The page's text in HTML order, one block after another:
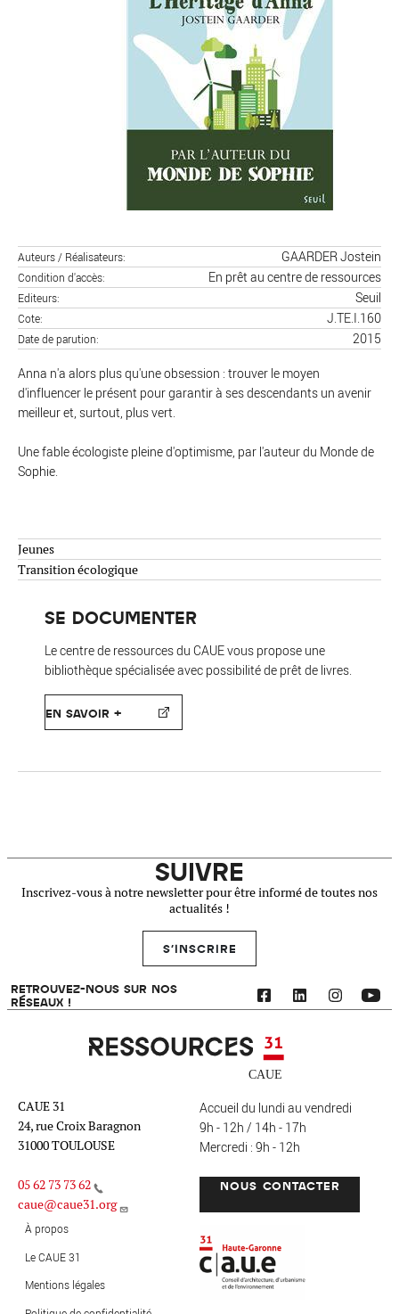
Jeunes
Transition écologique
SE DOCUMENTER
Le centre de ressources du CAUE vous propose une
bibliothèque spécialisée avec possibilité de prêt de livres.
EN SAVOIR +
Auteurs / Réalisateurs GAARDER Jostein
Condition d'accès En prêt au centre de ressources
Editeurs Seuil
Cote J.TE.I.160
Date de parution 2015
Anna n'a alors plus qu'une obsession : trouver le moyen
d'influencer le présent pour garantir à ses descendants un avenir
meilleur et, surtout, plus vert.
Une fable écologiste pleine d'optimisme, par l'auteur du Monde de
Sophie.
SUIVRE
Inscrivez-vous à notre newsletter pour être informé de toutes nos
actualités !
S'INSCRIRE
RETROUVEZ-NOUS SUR NOS
RÉSEAUX !
Ressources 31
CAUE 31
24, rue Croix Baragnon
31000 TOULOUSE
05 62 73 73 62
caue@caue31.org
Accueil du lundi au vendredi
9h - 12h / 14h - 17h
Mercredi : 9h - 12h
NOUS CONTACTER
MENU PIED DE PAGE
À propos
Le CAUE 31
Mentions légales